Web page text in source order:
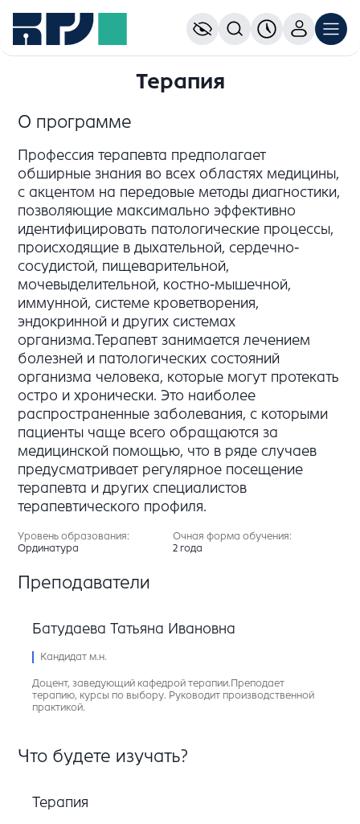
Терапия
О программе
Профессия терапевта предполагает
обширные знания во всех областях медицины,
с акцентом на передовые методы диагностики,
позволяющие максимально эффективно
идентифицировать патологические процессы,
происходящие в дыхательной, сердечно-
сосудистой, пищеварительной,
мочевыделительной, костно-мышечной,
иммунной, системе кроветворения,
эндокринной и других системах
организма.Терапевт занимается лечением
болезней и патологических состояний
организма человека, которые могут протекать
остро и хронически. Это наиболее
распространенные заболевания, с которыми
пациенты чаще всего обращаются за
медицинской помощью, что в ряде случаев
предусматривает регулярное посещение
терапевта и других специалистов
терапевтического профиля.
Уровень образования:
Ординатура
Очная форма обучения:
2 года
Преподаватели
Батудаева Татьяна Ивановна
Кандидат м.н.
Доцент, заведующий кафедрой терапии.Преподает
терапию, курсы по выбору. Руководит производственной
практикой.
Что будете изучать?
Терапия